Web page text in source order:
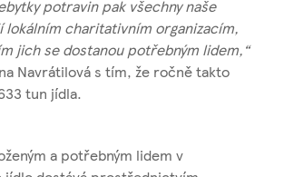
potravin pak všechny naše
lokálním charitativním organizacím,
jich se dostanou potřebným lidem,“
Navrátilová s tím, že ročně takto
tun jídla.
a potřebným lidem v